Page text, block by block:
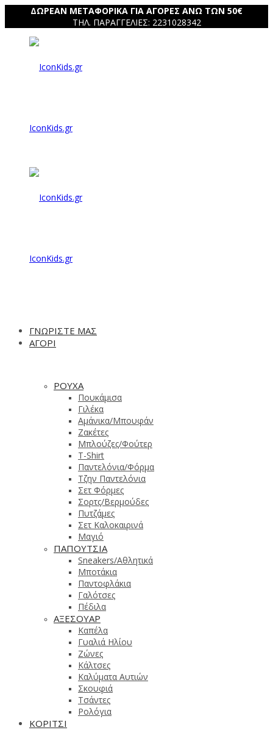
ΔΩΡΕΑΝ ΜΕΤΑΦΟΡΙΚΑ ΓΙΑ ΑΓΟΡΕΣ ΑΝΩ ΤΩΝ 50€
ΤΗΛ. ΠΑΡΑΓΓΕΛΙΕΣ: 2231028342
IconKids.gr
IconKids.gr
ΓΝΩΡΙΣΤΕ ΜΑΣ
ΑΓΟΡΙ
ΡΟΥΧΑ
Πουκάμισα
Γιλέκα
Αμάνικα/Μπουφάν
Ζακέτες
Μπλούζες/Φούτερ
T-Shirt
Παντελόνια/Φόρμα
Τζην Παντελόνια
Σετ Φόρμες
Σορτς/Βερμούδες
Πυτζάμες
Σετ Καλοκαιρινά
Μαγιό
ΠΑΠΟΥΤΣΙΑ
Sneakers/Aθλητικά
Μποτάκια
Παντοφλάκια
Γαλότσες
Πέδιλα
ΑΞΕΣΟΥΑΡ
Καπέλα
Γυαλιά Ηλίου
Ζώνες
Κάλτσες
Καλύματα Αυτιών
Σκουφιά
Τσάντες
Ρολόγια
ΚΟΡΙΤΣΙ